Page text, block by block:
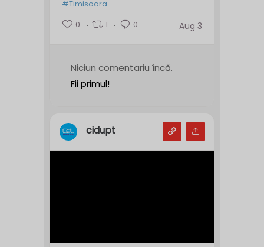
#Timisoara
0
1 0 Aug 3
Niciun comentariu încă.
Fii primul!
cidupt